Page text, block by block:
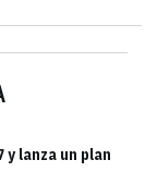
lanza un plan